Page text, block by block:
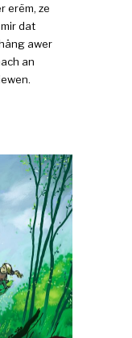
erëm, ze
dat
awer
an